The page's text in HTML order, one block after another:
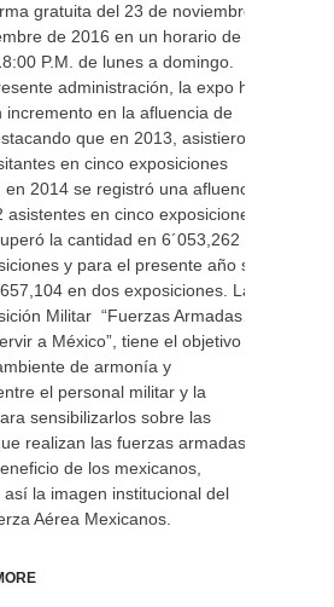
gratuita del 23 de noviembre
de 2016 en un horario de
P.M. de lunes a domingo.
administración, la expo ha
incremento en la afluencia de
que en 2013, asistieron
en cinco exposiciones
2014 se registró una afluencia
asistentes en cinco exposiciones;
la cantidad en 6´053,262
y para el presente año se
en dos exposiciones. La
Militar “Fuerzas Armadas…
a México”, tiene el objetivo
de armonía y
el personal militar y la
sensibilizarlos sobre las
realizan las fuerzas armadas
de los mexicanos,
la imagen institucional del
Aérea Mexicanos.